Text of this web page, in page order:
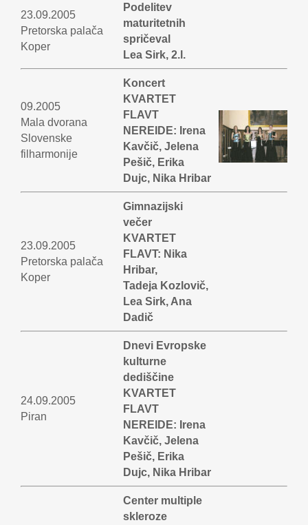
23.09.2005
Pretorska palača
Koper
Podelitev
maturitetnih
spričeval
Lea Sirk, 2.l.
09.2005
Mala dvorana
Slovenske
filharmonije
Koncert
KVARTET
FLAVT
NEREIDE: Irena
Kavčič, Jelena
Pešič, Erika
Dujc, Nika Hribar
23.09.2005
Pretorska palača
Koper
Gimnazijski
večer
KVARTET
FLAVT: Nika
Hribar,
Tadeja Kozlovič,
Lea Sirk, Ana
Dadič
24.09.2005
Piran
Dnevi Evropske
kulturne
dediščine
KVARTET
FLAVT
NEREIDE: Irena
Kavčič, Jelena
Pešič, Erika
Dujc, Nika Hribar
Center multiple
skleroze